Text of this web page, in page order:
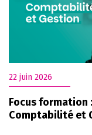
22 juin 2026
Focus formation
Comptabilité et